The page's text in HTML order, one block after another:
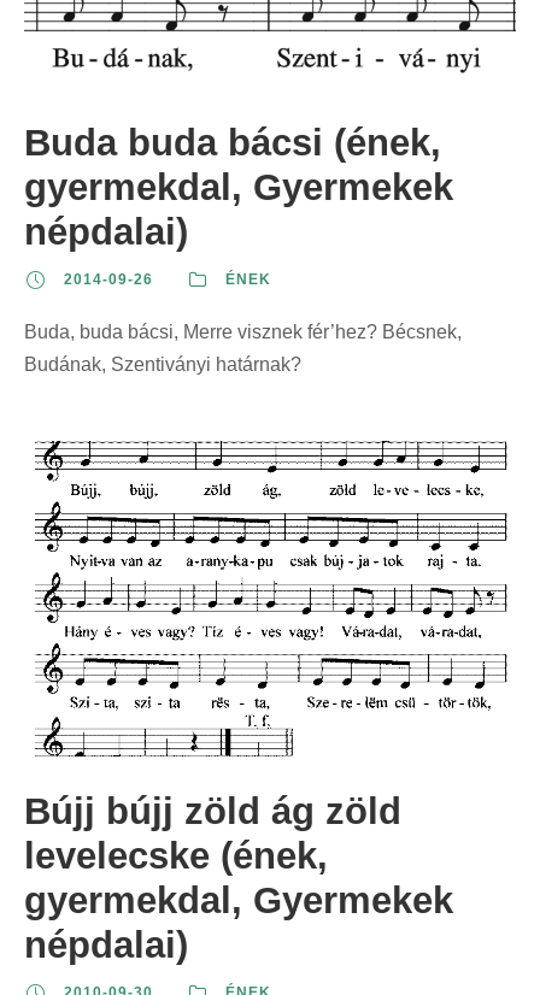
Buda buda bácsi (ének,
gyermekdal, Gyermekek
népdalai)
2014-09-26 ÉNEK
Buda, buda bácsi, Merre visznek fér’hez? Bécsnek,
Budának, Szentiványi határnak?
Bújj bújj zöld ág zöld
levelecske (ének,
gyermekdal, Gyermekek
népdalai)